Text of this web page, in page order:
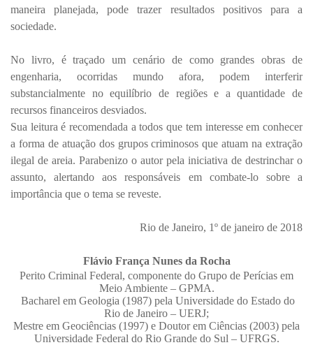
maneira planejada, pode trazer resultados positivos para a
sociedade.
No livro, é traçado um cenário de como grandes obras de
engenharia, ocorridas mundo afora, podem interferir
substancialmente no equilíbrio de regiões e a quantidade de
recursos financeiros desviados.
Sua leitura é recomendada a todos que tem interesse em conhecer
a forma de atuação dos grupos criminosos que atuam na extração
ilegal de areia. Parabenizo o autor pela iniciativa de destrinchar o
assunto, alertando aos responsáveis em combate-lo sobre a
importância que o tema se reveste.
Rio de Janeiro, 1º de janeiro de 2018
Flávio França Nunes da Rocha
Perito Criminal Federal, componente do Grupo de Perícias em
Meio Ambiente – GPMA.
Bacharel em Geologia (1987) pela Universidade do Estado do
Rio de Janeiro – UERJ;
Mestre em Geociências (1997) e Doutor em Ciências (2003) pela
Universidade Federal do Rio Grande do Sul – UFRGS.